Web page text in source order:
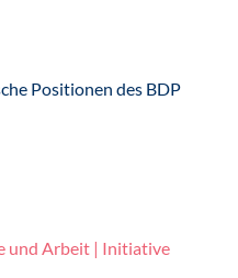
Positionen des BDP
und Arbeit | Initiative